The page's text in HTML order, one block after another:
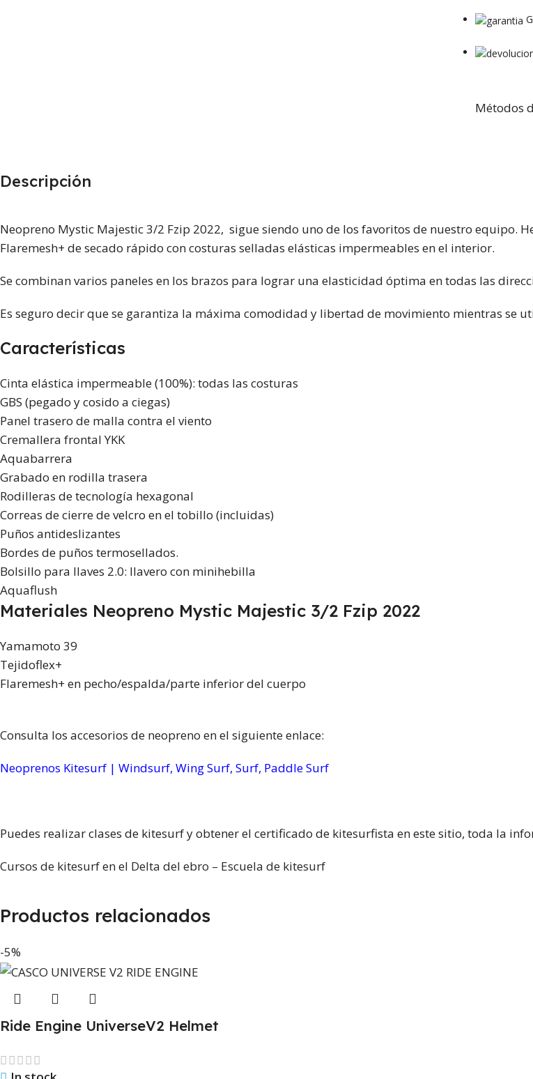
Métodos
Descripción
Neopreno Mystic Majestic 3/2 Fzip 2022, sigue siendo uno de los favoritos de nuestro equipo.
Flaremesh+ de secado rápido con costuras selladas elásticas impermeables en el interior.
Se combinan varios paneles en los brazos para lograr una elasticidad óptima en todas las
Es seguro decir que se garantiza la máxima comodidad y libertad de movimiento mientras se
Características
Cinta elástica impermeable (100%): todas las costuras
GBS (pegado y cosido a ciegas)
Panel trasero de malla contra el viento
Cremallera frontal YKK
Aquabarrera
Grabado en rodilla trasera
Rodilleras de tecnología hexagonal
Correas de cierre de velcro en el tobillo (incluidas)
Puños antideslizantes
Bordes de puños termosellados.
Bolsillo para llaves 2.0: llavero con minihebilla
Aquaflush
Materiales Neopreno Mystic Majestic 3/2 Fzip 2022
Yamamoto 39
Tejidoflex+
Flaremesh+ en pecho/espalda/parte inferior del cuerpo
Consulta los accesorios de neopreno en el siguiente enlace:
Neoprenos Kitesurf | Windsurf, Wing Surf, Surf, Paddle Surf
Puedes realizar clases de kitesurf y obtener el certificado de kitesurfista en este sitio, toda la
Cursos de kitesurf en el Delta del ebro – Escuela de kitesurf
Productos relacionados
-5%
Ride Engine UniverseV2 Helmet